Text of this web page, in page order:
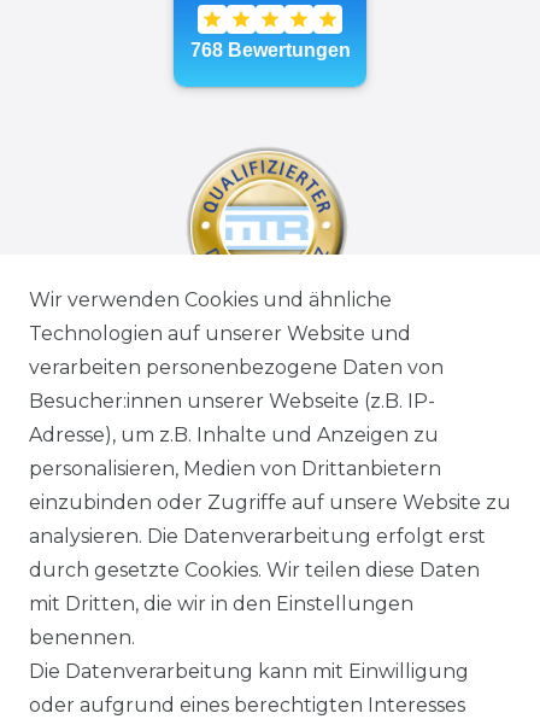
Wir verwenden Cookies und ähnliche
Technologien auf unserer Website und
verarbeiten personenbezogene Daten von
Besucher:innen unserer Webseite (z.B. IP-
Adresse), um z.B. Inhalte und Anzeigen zu
personalisieren, Medien von Drittanbietern
einzubinden oder Zugriffe auf unsere Website zu
analysieren. Die Datenverarbeitung erfolgt erst
durch gesetzte Cookies. Wir teilen diese Daten
mit Dritten, die wir in den Einstellungen
benennen.
Die Datenverarbeitung kann mit Einwilligung
oder aufgrund eines berechtigten Interesses